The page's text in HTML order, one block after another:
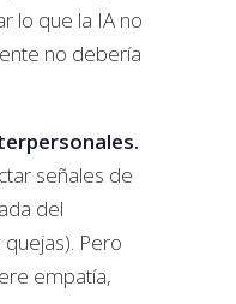
lo que la IA no
no debería
señales de
del
Pero
empatía,